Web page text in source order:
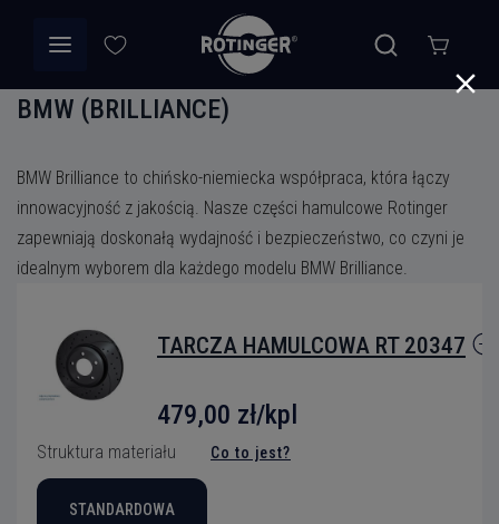
BMW (BRILLIANCE)
BMW Brilliance to chińsko-niemiecka współpraca, która łączy
innowacyjność z jakością. Nasze części hamulcowe Rotinger
zapewniają doskonałą wydajność i bezpieczeństwo, co czyni je
idealnym wyborem dla każdego modelu BMW Brilliance.
TARCZA HAMULCOWA RT 20347
479,00 zł/kpl
Struktura materiału Co to jest?
STANDARDOWA